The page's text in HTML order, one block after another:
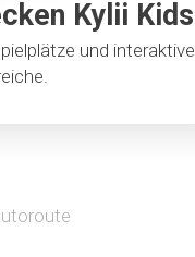
Kylii Kids
und interaktive